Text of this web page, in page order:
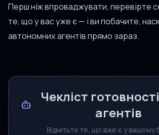
Перш ніж впроваджувати, перевірте
те, що у вас уже є — і ви побачите,
автономних агентів прямо зараз.
Чекліст
агентів
Відмітьте те, що вже є у вашому